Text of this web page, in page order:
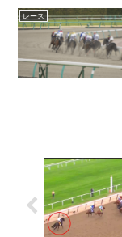
レース